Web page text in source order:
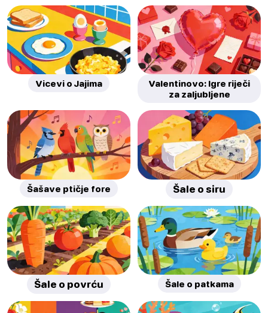
Vicevi o Jajima
Valentinovo: Igre riječi
za zaljubljene
Šašave ptičje fore Šale o siru
Šale o povrću Šale o patkama